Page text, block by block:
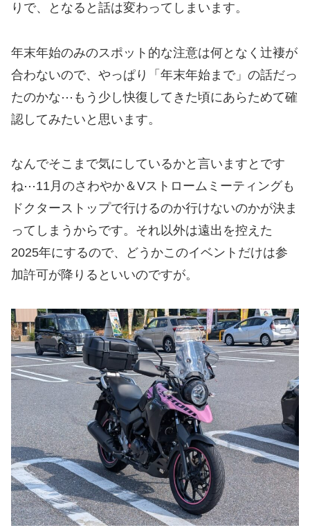
りで、となると話は変わってしまいます。
年末年始のみのスポット的な注意は何となく辻褄が
合わないので、やっぱり「年末年始まで」の話だっ
たのかな⋯もう少し快復してきた頃にあらためて確
認してみたいと思います。
なんでそこまで気にしているかと言いますとです
ね⋯11月のさわやか＆Vストロームミーティングも
ドクターストップで行けるのか行けないのかが決ま
ってしまうからです。それ以外は遠出を控えた
2025年にするので、どうかこのイベントだけは参
加許可が降りるといいのですが。